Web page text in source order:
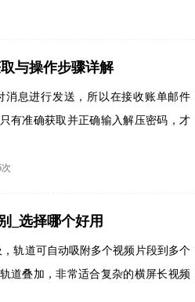
与操作步骤详解
息进行发送，所以在接收账单邮件
有准确获取并正确输入解压密码，才
_选择哪个好用
轨道可自动吸附多个视频片段到多个
道叠加，非常适合复杂的横屏长视频